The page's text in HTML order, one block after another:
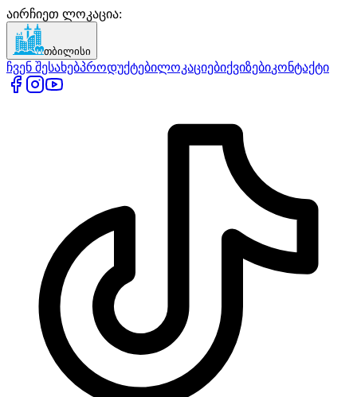
აირჩიეთ ლოკაცია:
თბილისი
ჩვენ შესახებპროდუქტებილოკაციებიქვიზებიკონტაქტი